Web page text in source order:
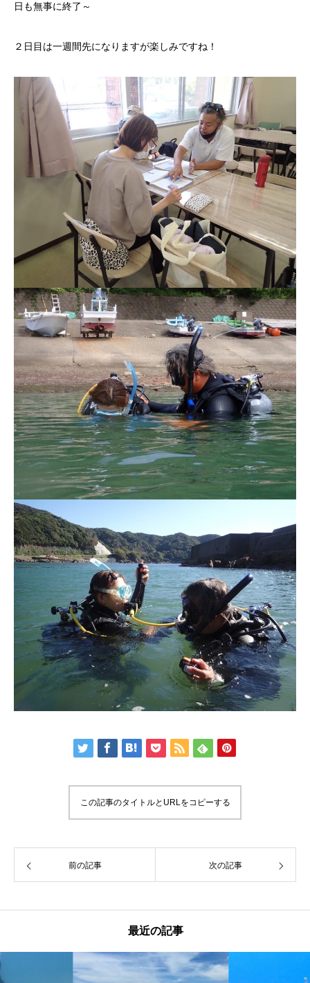
日も無事に終了～
２日目は一週間先になりますが楽しみですね！
この記事のタイトルとURLをコピーする
前の記事 次の記事
最近の記事